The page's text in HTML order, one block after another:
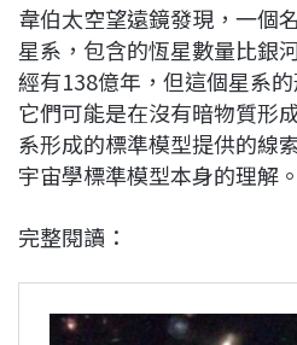
韋伯太空望遠鏡發現，一個
星系，包含的恆星數量比銀
經有138億年，但這個星系
它們可能是在沒有暗物質形
系形成的標準模型提供的線
宇宙學標準模型本身的理解。
完整閱讀：